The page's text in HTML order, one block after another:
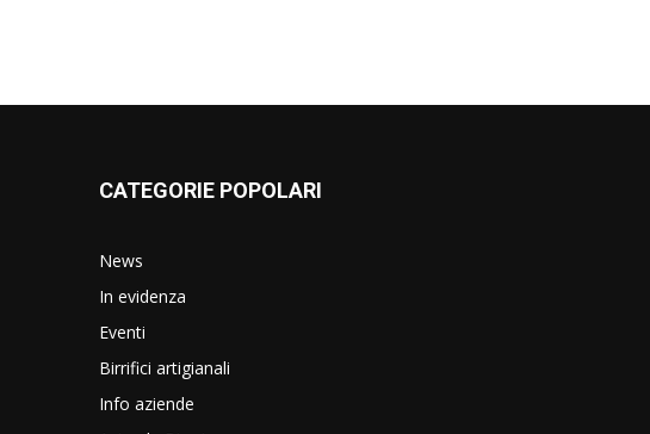
CATEGORIE POPOLARI
News
In evidenza
Eventi
Birrifici artigianali
Info aziende